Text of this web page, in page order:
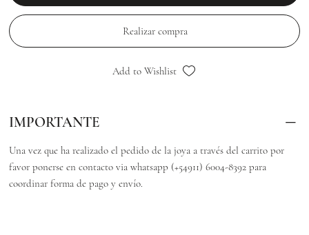
Realizar compra
Add to Wishlist
IMPORTANTE
Una vez que ha realizado el pedido de la joya a través del carrito por
favor ponerse en contacto via whatsapp (+54911) 6004-8392 para
coordinar forma de pago y envío.